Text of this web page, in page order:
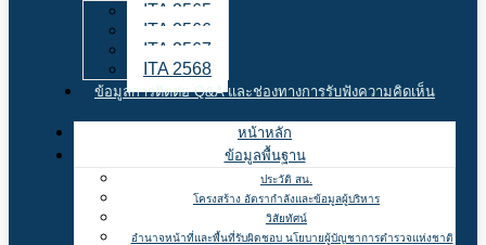
ITA 2565
ITA 2566
ITA 2567
ITA 2568
ข้อมูลการติดต่อ Q&A และช่องทางการรับฟังความคิดเห็น
หน้าหลัก
ข้อมูลพื้นฐาน
ประวัติ สน.
โครงสร้าง อัตรากำลังและข้อมูลผู้บริหาร
วิสัยทัศน์
อำนาจหน้าที่และพื้นที่รับผิดชอบ นโยบายผู้บัญชาการตำรวจแห่งชาติ